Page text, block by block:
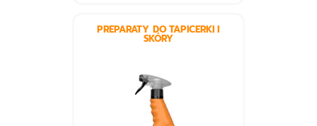
PREPARATY DO TAPICERKI I
SKÓRY